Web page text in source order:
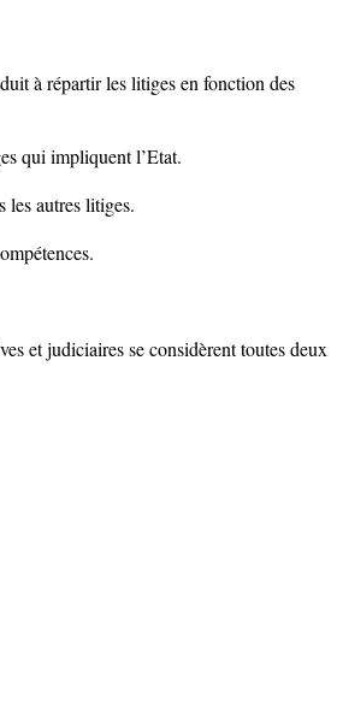
à répartir les litiges en fonction des
qui impliquent l’Etat.
les autres litiges.
et judiciaires se considèrent toutes deux